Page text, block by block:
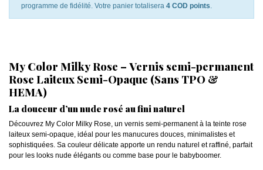
programme de fidélité. Votre panier totalisera 4 COD points.
My Color Milky Rose – Vernis semi-permanent
Rose Laiteux Semi-Opaque (Sans TPO &
HEMA)
La douceur d’un nude rosé au fini naturel
Découvrez My Color Milky Rose, un vernis semi-permanent à la teinte rose
laiteux semi-opaque, idéal pour les manucures douces, minimalistes et
sophistiquées. Sa couleur délicate apporte un rendu naturel et raffiné, parfait
pour les looks nude élégants ou comme base pour le babyboomer.